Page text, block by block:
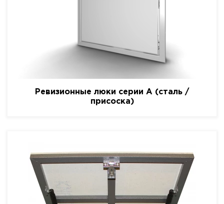
Ревизионные люки серии A (сталь /
присоска)